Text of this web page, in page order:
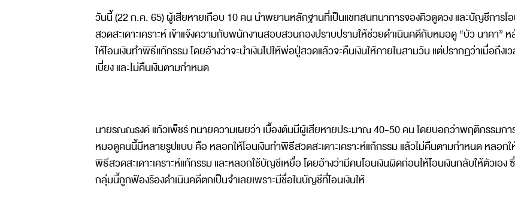
วันนี้ (22 ก.ค. 65) ผู้เสียหายเกือบ 10 คน นำพยานหลักฐานที่เป็นแชทสนทนาการจองคิวดูดวง และบัญชีการโ
สวดสะเดาะเคราะห์ เข้าแจ้งความกับพนักงานสอบสวนกองปราบปรามให้ช่วยดำเนินคดีกับหมอดู “บัว นาคา”
ให้โอนเงินทำพิธีแก้กรรม โดยอ้างว่าจะนำเงินไปให้พ่อปู่สวดแล้วจะคืนเงินให้ภายในสามวัน แต่ปรากฏว่าเมื่อถึง
เบี่ยง และไม่คืนเงินตามกำหนด
นายรณณรงค์ แก้วเพ็ชร์ ทนายความเผยว่า เบื้องต้นมีผู้เสียหายประมาณ 40-50 คน โดยบอกว่าพฤติกรรมก
หมอดูคนนี้มีหลายรูปแบบ คือ หลอกให้โอนเงินทำพิธีสวดสะเดาะเคราะห์แก้กรรม แล้วไม่คืนตามกำหนด หลอกใ
พิธีสวดสะเดาะเคราะห์แก้กรรม และหลอกใช้บัญชีเหยื่อ โดยอ้างว่ามีคนโอนเงินผิดก่อนให้โอนเงินกลับให้ตัวเอง
กลุ่มนี้ถูกฟ้องร้องดำเนินคดีตกเป็นจำเลยเพราะมีชื่อในบัญชีที่โอนเงินให้